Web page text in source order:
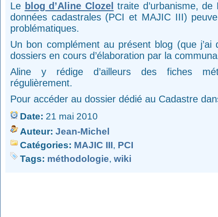
Le blog d’Aline Clozel traite d’urbanisme,
données cadastrales (PCI et MAJIC III)
problématiques.
Un bon complément au présent blog (que
dossiers en cours d’élaboration par la
Aline y rédige d’ailleurs des fiches
régulièrement.
Pour accéder au dossier dédié au Cadastre
Date: 21 mai 2010
Auteur: Jean-Michel
Catégories: MAJIC III, PCI
Tags: méthodologie, wiki